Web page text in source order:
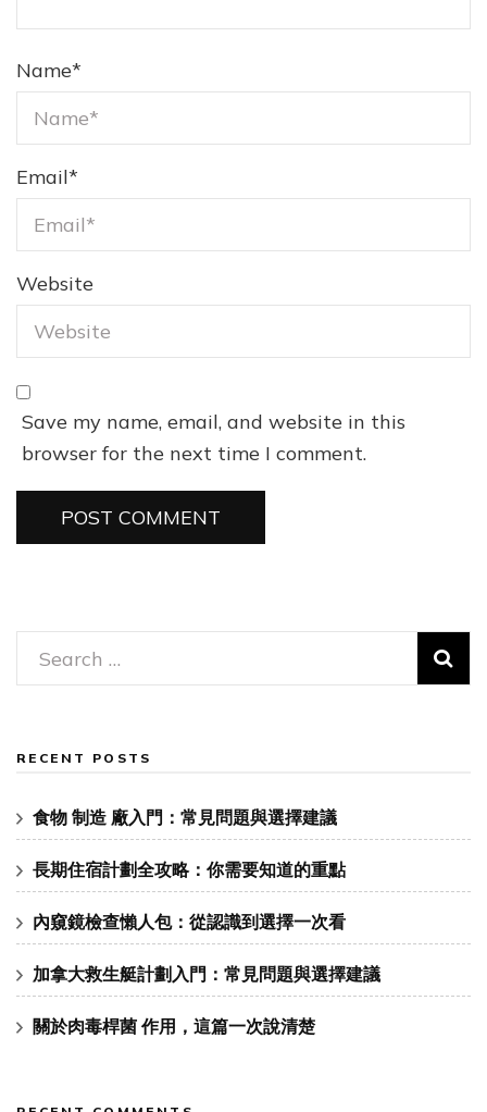
Name*
Email*
Website
Save my name, email, and website in this
browser for the next time I comment.
Search
for:
RECENT POSTS
食物 制造 廠入門：常見問題與選擇建議
長期住宿計劃全攻略：你需要知道的重點
內窺鏡檢查懶人包：從認識到選擇一次看
加拿大救生艇計劃入門：常見問題與選擇建議
關於肉毒桿菌 作用，這篇一次說清楚